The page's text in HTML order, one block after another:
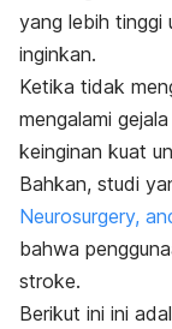
yang lebih tinggi
inginkan.
Ketika tidak
mengalami
keinginan kuat
Bahkan, studi
Neurosurgery,
bahwa
stroke.
Berikut ini ini